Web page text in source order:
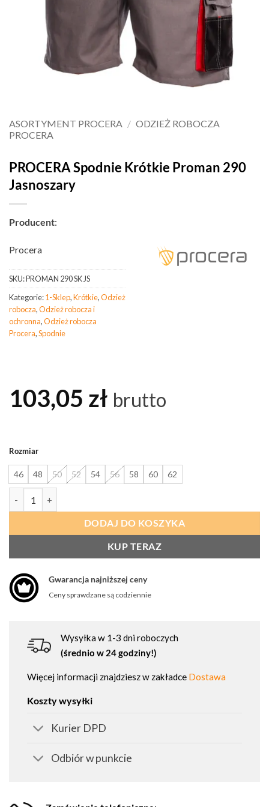
ASORTYMENT PROCERA / ODZIEŻ ROBOCZA
PROCERA
PROCERA Spodnie Krótkie Proman 290
Jasnoszary
Producent:
Procera
SKU:PROMAN 290 SK JS
Kategorie:1-Sklep,Krótkie,Odzież
robocza,Odzież robocza i
ochronna,Odzież robocza
Procera,Spodnie
103,05 zł brutto
Rozmiar
46 48 50 52 54 56 58 60
62
DODAJ DO KOSZYKA
KUP TERAZ
Gwarancja najniższej ceny
Ceny sprawdzane są codziennie
Wysyłka w 1-3 dni roboczych
(średnio w 24 godziny!)
Więcej informacji znajdziesz w zakładce Dostawa
Koszty wysyłki
Kurier DPD
Odbiór w punkcie